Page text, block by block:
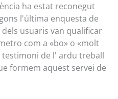
ha estat reconegut
l'última enquesta de
usuaris van qualificar
com a «bo» o «molt
de l' ardu treball
formem aquest servei de